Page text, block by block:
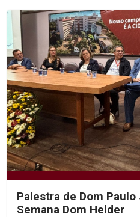
Palestra de Dom
Semana Dom Helder